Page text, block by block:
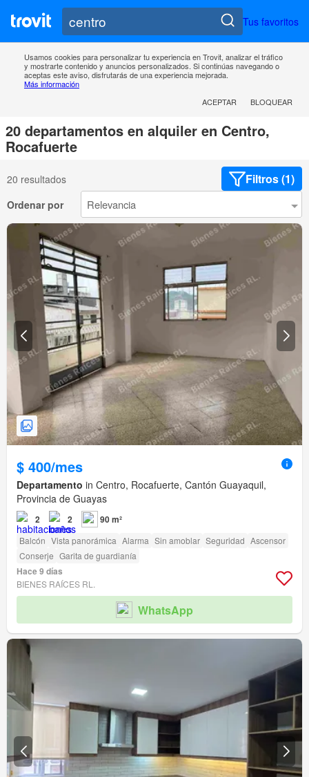
Tus favoritos
Usamos cookies para personalizar tu experiencia en Trovit, analizar el tráfico
y mostrarte contenido y anuncios personalizados. Si continúas navegando o
aceptas este aviso, disfrutarás de una experiencia mejorada.
Más información
ACEPTAR
BLOQUEAR
20 departamentos en alquiler en Centro,
Rocafuerte
20 resultados Filtros (1)
Ordenar por
$ 400/mes
Departamento in Centro, Rocafuerte, Cantón Guayaquil,
Provincia de Guayas
2 2 90 m²
Balcón Vista panorámica Alarma Sin amoblar Seguridad Ascensor
Conserje Garita de guardianía
Hace 9 días
BIENES RAÍCES RL.
WhatsApp